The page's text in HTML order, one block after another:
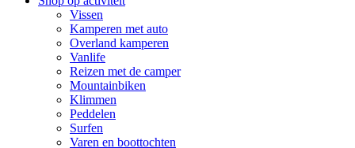
Vissen
Kamperen met auto
Overland kamperen
Vanlife
Reizen met de camper
Mountainbiken
Klimmen
Peddelen
Surfen
Varen en boottochten